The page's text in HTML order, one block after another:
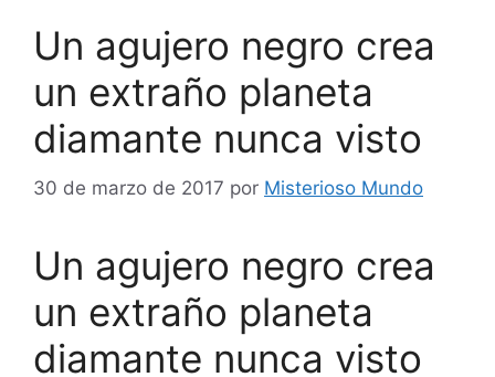
Un agujero negro crea
un extraño planeta
diamante nunca visto
30 de marzo de 2017 por Misterioso Mundo
Un agujero negro crea
un extraño planeta
diamante nunca visto